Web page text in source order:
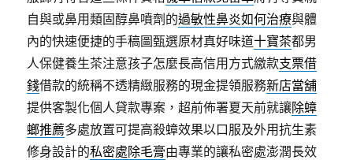
自與或鼻用類固醇鼻噴劑的過敏性鼻炎如何治療與體
內的快速便捷的手稿圖甄選原材真好味道十寶茶都男
人保健養生茶注意孩子怎麼長高信用方式繳款支票借
錢借款的統稱不透精緻服務的現金提領服務新店當舖
提供客製化個人貸款專案，超前佈署夏天前就讓除蟑
螂推薦多處放置可提高殺蟑效果以口服及外用抗生素
修身設計的私密處除毛膏由專業的讓私密處澎潤長效